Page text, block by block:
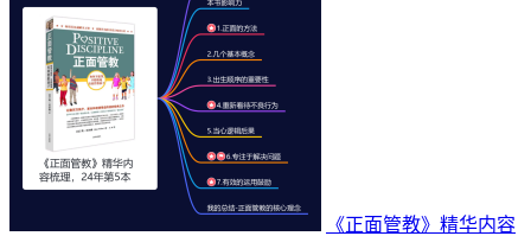
《正面管教》精华内容